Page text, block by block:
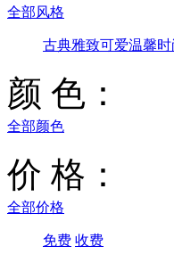
全部风格
古典雅致可爱温馨
颜 色：
全部颜色
价 格：
全部价格
免费 收费